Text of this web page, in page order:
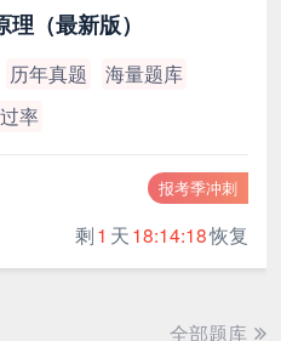
（最新版）
历年真题
海量题库
率
报考季冲刺
剩1 天18:14:17恢复
全部题库